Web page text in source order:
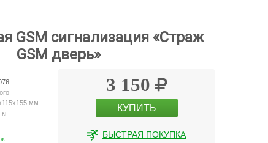
GSM сигнализация «Страж
GSM дверь»
мм
3 150
КУПИТЬ
БЫСТРАЯ ПОКУПКА